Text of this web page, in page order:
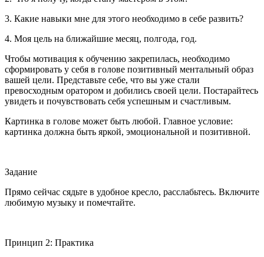
3. Какие навыки мне для этого необходимо в себе развить?
4. Моя цель на ближайшие месяц, полгода, год.
Чтобы мотивация к обучению закрепилась, необходимо
сформировать у себя в голове позитивный ментальный образ
вашей цели. Представьте себе, что вы уже стали
превосходным оратором и добились своей цели. Постарайтесь
увидеть и почувствовать себя успешным и счастливым.
Картинка в голове может быть любой. Главное условие:
картинка должна быть яркой, эмоциональной и позитивной.
Задание
Прямо сейчас сядьте в удобное кресло, расслабьтесь. Включите
любимую музыку и помечтайте.
Принцип 2: Практика